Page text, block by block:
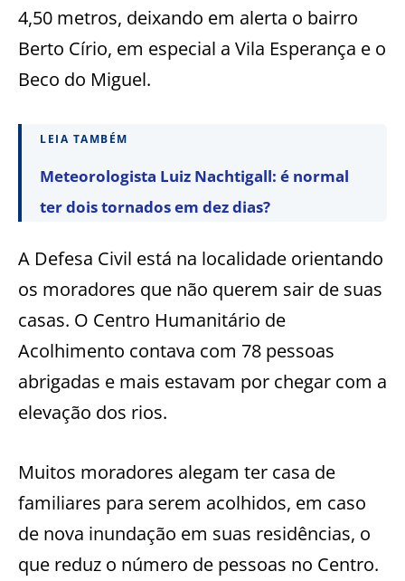
4,50 metros, deixando em alerta o bairro
Berto Círio, em especial a Vila Esperança e o
Beco do Miguel.
LEIA TAMBÉM
Meteorologista Luiz Nachtigall: é normal
ter dois tornados em dez dias?
A Defesa Civil está na localidade orientando
os moradores que não querem sair de suas
casas. O Centro Humanitário de
Acolhimento contava com 78 pessoas
abrigadas e mais estavam por chegar com a
elevação dos rios.
Muitos moradores alegam ter casa de
familiares para serem acolhidos, em caso
de nova inundação em suas residências, o
que reduz o número de pessoas no Centro.